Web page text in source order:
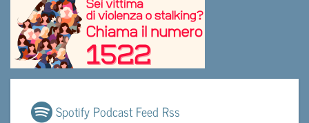
Spotify Podcast Feed Rss